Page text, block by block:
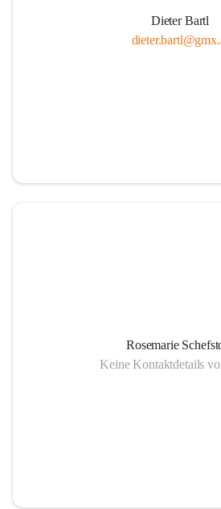
Dieter Bartl
Rosemarie
Keine Kontaktdetails